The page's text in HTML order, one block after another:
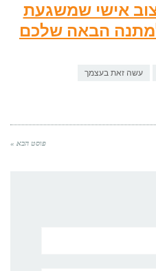
אישי שמשגעת
הבאה שלכם
עשה זאת בעצמך
פוסט הבא »